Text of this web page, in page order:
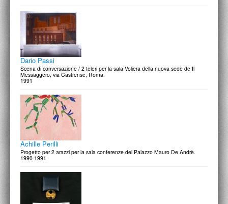
Dario Passi
Scena di conversazione / 2 teleri per la sala Voliera della nuova sede de Il
Messaggero, via Castrense, Roma.
1991
Achille Perilli
Progetto per 2 arazzi per la sala conferenze del Palazzo Mauro De Andrè.
1990-1991